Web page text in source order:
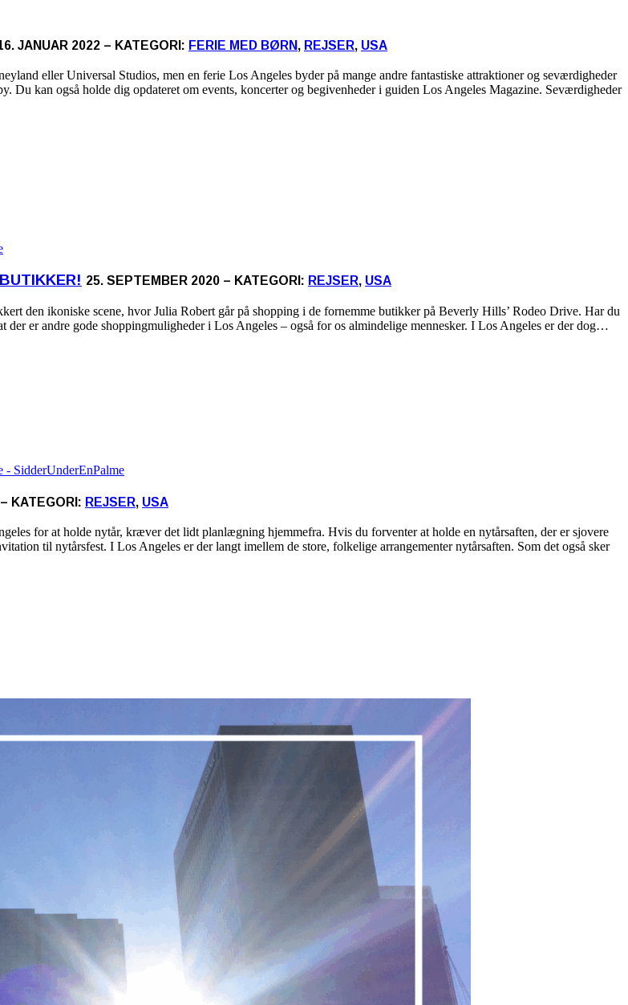
JANUAR 2022 – KATEGORI: FERIE MED BØRN, REJSER, USA
eller Universal Studios, men en ferie Los Angeles byder på mange andre fantastiske attraktioner og seværdigheder
kan også holde dig opdateret om events, koncerter og begivenheder i guiden Los Angeles Magazine. Seværdigheder
25. SEPTEMBER 2020 – KATEGORI: REJSER, USA
den ikoniske scene, hvor Julia Robert går på shopping i de fornemme butikker på Beverly Hills’ Rodeo Drive. Har du
er andre gode shoppingmuligheder i Los Angeles – også for os almindelige mennesker. I Los Angeles er der dog…
KATEGORI: REJSER, USA
for at holde nytår, kræver det lidt planlægning hjemmefra. Hvis du forventer at holde en nytårsaften, der er sjovere
til nytårsfest. I Los Angeles er der langt imellem de store, folkelige arrangementer nytårsaften. Som det også sker